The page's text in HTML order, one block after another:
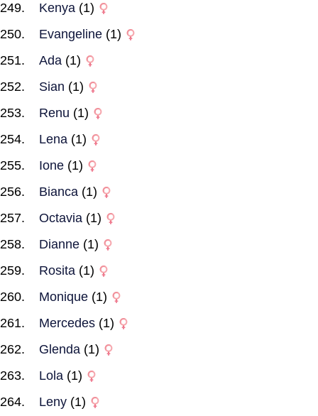
Kenya (1)
Evangeline (1)
Ada (1)
Sian (1)
Renu (1)
Lena (1)
Ione (1)
Bianca (1)
Octavia (1)
Dianne (1)
Rosita (1)
Monique (1)
Mercedes (1)
Glenda (1)
Lola (1)
Leny (1)